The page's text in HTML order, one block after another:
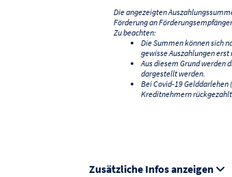
Die angezeigten
Förderung an
Zu beachten:
Die Summen können sich
gewisse Auszahlungen
Aus diesem Grund werden
dargestellt werden.
Bei Covid-19
Kreditnehmern
Zusätzliche Infos anzeigen